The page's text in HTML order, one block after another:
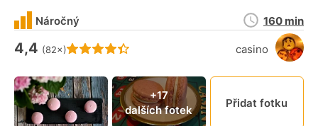
Hodnocení receptu je
4,4 (82×) casino
Náročný
Doba
přípravy
160 min
+17
dalších fotek
Přidat fotku